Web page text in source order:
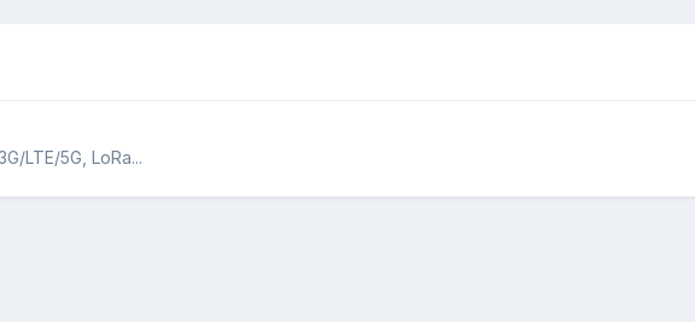
LTE/5G, LoRa...